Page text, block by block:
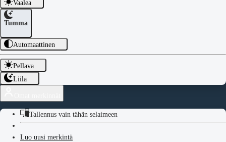
Vaalea
Tumma
Automaattinen
Pellava
Liila
Tallennus vain tähän selaimeen
Luo uusi merkintä